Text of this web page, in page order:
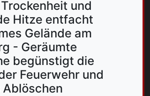
und
Hitze entfacht
Gelände am
- Geräumte
begünstigt die
Feuerwehr und